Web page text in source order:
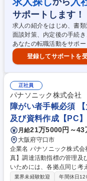
ロセス改善や効率化に向けた提案・実行 募集職
必須求人◎年休120日/川崎
サポートします！
求人の紹介をはじめ、書
面談対策、内定後の手続き
あなたの転職活動をサポー
登録してサポートを
正社員
パナソニック株式会社
障がい者手帳必須
及び資料作成【PC
月給21万5000円～43
大阪府守口市
企業名 パナソニック株式会社 求人名 ★障がい者手帳必須★【大阪/
真】調達活動指標の管理及び資料作成【PC
いためには、各拠点同じ考
が、KPIを始めとした指標
業界未経験歓迎 年間休日